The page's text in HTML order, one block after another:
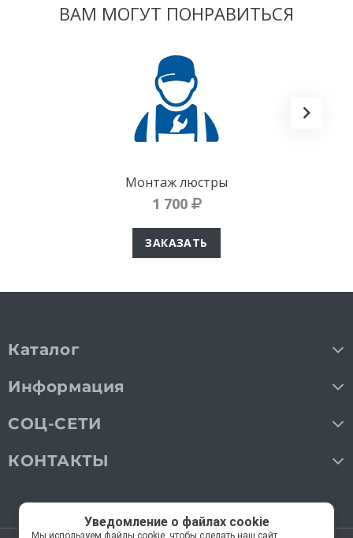
ВАМ МОГУТ ПОНРАВИТЬСЯ
Монтаж люстры
1 700
ЗАКАЗАТЬ
Каталог
Информация
СОЦ-СЕТИ
КОНТАКТЫ
Уведомление о файлах cookie
Мы используем файлы cookie, чтобы сделать наш сайт